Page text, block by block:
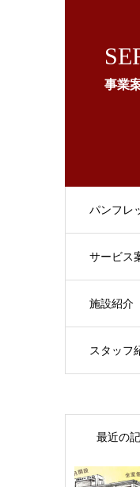
事業
パンフレ
サービス
施設紹介
スタッフ
最近の